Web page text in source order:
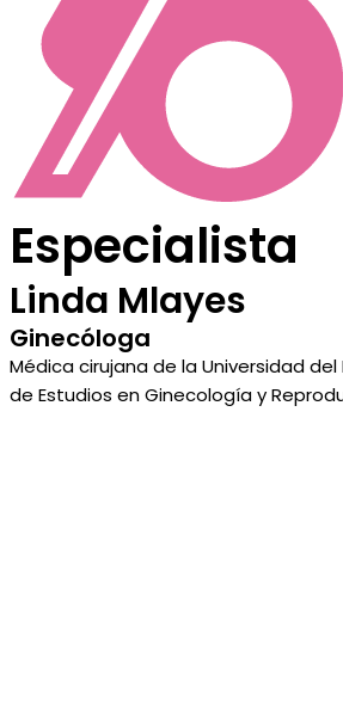
Especialista
Linda Mlayes
Ginecóloga
Médica cirujana de la Universidad
de Estudios en Ginecología y